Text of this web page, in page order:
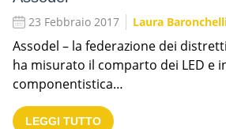
23 Febbraio 2017 Laura
Assodel – la federazione dei
ha misurato il comparto dei LED e
componentistica…
LEGGI TUTTO